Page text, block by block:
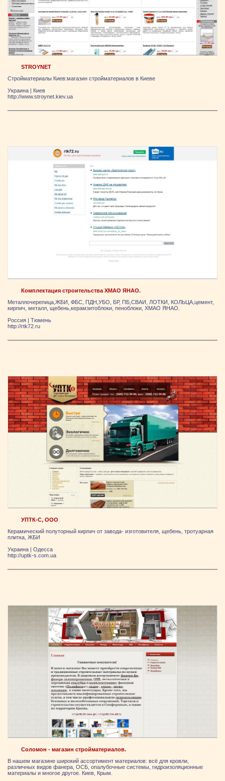
STROYNET
Стройматериалы Киев:магазин стройматериалов в Киеве
Украина
Киев
http://www.stroynet.kiev.ua
Комплектация строительства ХМАО ЯНАО.
Металлочерепица,ЖБИ, ФБС, ПДН,УБО, БР, ПБ,СВАИ, ЛОТКИ, КОЛЬЦА,цемент,
кирпич, металл, щебень,керамзитоблоки, пеноблоки, ХМАО ЯНАО.
Россия | Тюмень
http://rtk72.ru
УПТК-С, ООО
Керамический полуторный кирпич от завода- изготовителя, щебень, тротуарная
плитка, ЖБИ
Украина
Одесса
http://uptk-s.com.ua
Соломон - магазин стройматериалов.
В нашем магазине широкий ассортимент материалов: всё для кровли,
различных видов фанера, ОСБ, опалубочные системы, гидроизоляционные
материалы и многое другое. Киев, Крым.